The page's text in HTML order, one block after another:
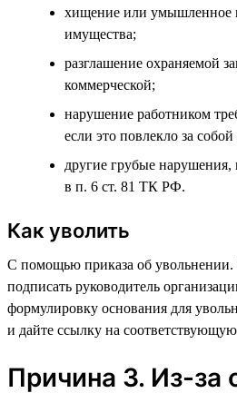
хищение или умышленное
имущества;
разглашение охраняемой
коммерческой;
нарушение работником
если это повлекло за
другие грубые нарушения,
в п. 6 ст. 81 ТК РФ.
Как уволить
С помощью приказа об увольнении.
подписать руководитель
формулировку основания для
и дайте ссылку на
Причина 3. Из-за